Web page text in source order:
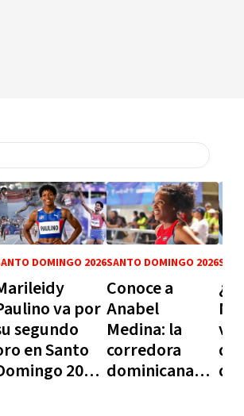
DOMINGO 2026
va por
segundo
en Santo
2026
SANTO DOMINGO 2026
Conoce a
Anabel
Medina: la
corredora
dominicana